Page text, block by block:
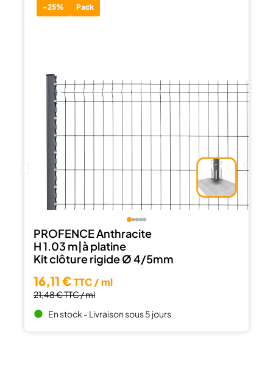
-25% Pack
PROFENCE Anthracite
H 1.03 m|à platine
Kit clôture rigide Ø 4/5mm
16,11 €TTC / ml
21,48 €TTC / ml
brightness_1 En stock - Livraison sous 5 jours